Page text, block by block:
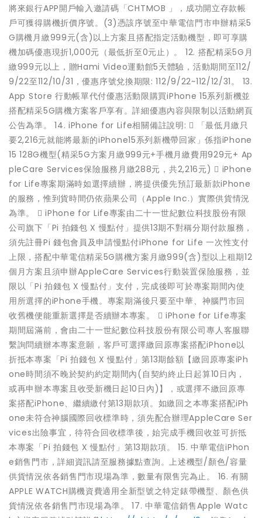
將來銀行APP開戶輸入邀請碼「CHTMOB 」，成功開立存款帳
戶可獲得購機折價序號。(3)憑該序號至中華電信門市申辦精采5
G購機月繳999元(含)以上方案且搭配指定活動機型，即可享購
機加碼優惠現折1,000元（最低折至0元止）。 12. 搭配精采5G月
繳999元以上，贈Hami Video運動館5天體驗，活動期間至112/
9/22至112/10/31，優惠序號兌換期限: 112/9/22~112/12/31。 13.
App Store 行動帳單代付優惠活動限購買iPhone 15系列新機並
搭配精采5G購機方案客戶享有。詳細優惠內容與限制以活動網頁
公告為準。 14. iPhone for Life相關備註說明:  「最低月繳只
要2,216元就能將最新的iPhone15系列新機帶回家」係指iPhone
15 128G機型(精采5G方案月繳999元+手機月繳費用929元+ Ap
pleCare Services保險服務月繳288元，共2,216元)  iPhone
for Life專案期滿時如選擇續辦，將提供優先預訂最新款iPhone
的服務，惟到貨時間仍依蘋果公司（Apple Inc.）實際供貨情況
為準。  iPhone for Life專案由二十一世紀數位科技股份有限
公司旗下「Pi 拍錢包 X 慢點付」提供13期不對稱分期付款服務，
須先註冊Pi 錢包會員及申請慢點付iPhone for Life 一次性支付
上限，搭配中華電信精采5G購機方案月繳999(含)型以上租期12
個月方案且須申辦AppleCare Services行動裝置保險服務，並
限以「Pi 拍錢包 X 慢點付」支付，完成後即可於專案期間內使
用所選擇的iPhone手機。專案期滿後只要至中華、神腦門市回
收舊機便能重新選擇是否續辦本專案。  iPhone for Life專案
期間屆滿前，會由二十一世紀數位科技股份有限公司專人客服聯
繫詢問續辦本專案意願，客戶可選擇繳回原專案搭配iPhone以
折抵本專案「Pi 拍錢包 X 慢點付」第13期餘額【繳回原專案iPh
one時間須不晚於契約約定期間內(自契約終止日起算10日內，
或再申辦本專案且收受新機日起10日內)】，或選擇不繳回原專
案搭配iPhone、繼續繳付第13期款項。如繳回之本專案搭配iPh
one未符合神腦國際回收標準時，須先配合辦理AppleCare Ser
vices出險事宜，待符合回收標準後，始完成手機回收並可折抵
本專案「Pi 拍錢包 X 慢點付」第13期款項。 15. 中華電信iPhon
e銷售門市，詳細資訊請至服務據點查詢。上述機型/顏色/容量
供貨情況依各銷售門市現場為準，數量有限售完為止。 16. 有關
APPLE WATCH購機資費適用全新型號之特定錶帶機型、顏色供
貨情況依各銷售門市現場為準。 17. 中華電信銷售Apple Watc